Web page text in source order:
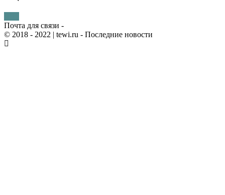
Почта для связи -
© 2018 - 2022 | tewi.ru - Последние новости